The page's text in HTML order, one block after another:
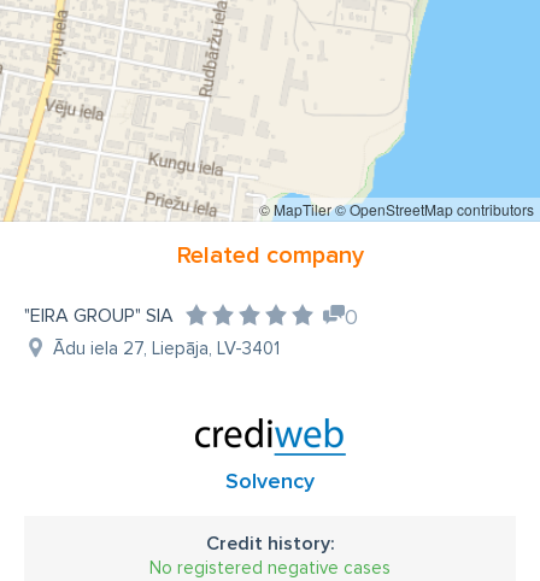
© MapTiler© OpenStreetMap contributors
Related company
"EIRA GROUP" SIA 0
Ādu iela 27, Liepāja, LV-3401
Solvency
Credit history:
No registered negative cases